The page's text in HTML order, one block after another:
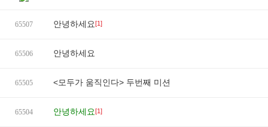
65507 안녕하세요[1]
65506 안녕하세요
65505 <모두가 움직인다> 두번째 미션
65504 안녕하세요[1]